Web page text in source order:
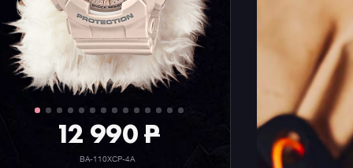
12 990P
BA-110XCP-4A
ранее.